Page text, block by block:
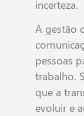
incerteza.
A gestão
pessoas
trabalho.
que a
evoluir e